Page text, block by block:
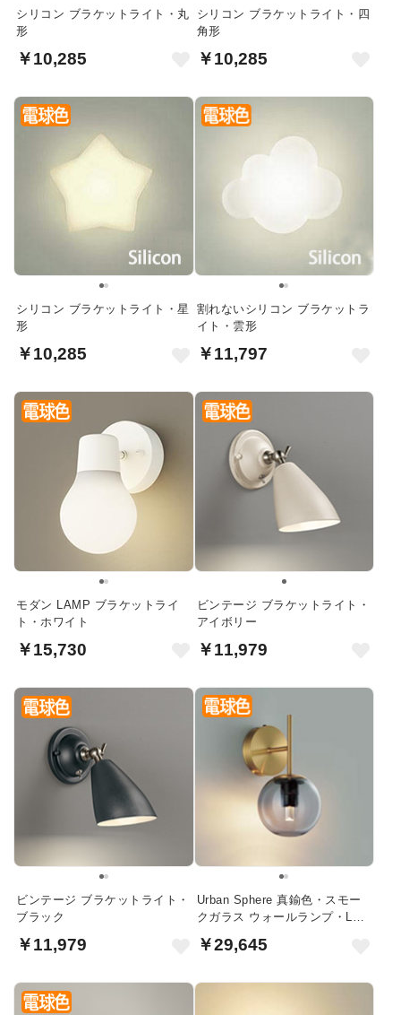
シリコン ブラケットライト・丸
形
￥10,285
シリコン ブラケットライト・四
角形
￥10,285
シリコン ブラケットライト・星
形
￥10,285
割れないシリコン ブラケットラ
イト・雲形
￥11,797
モダン LAMP ブラケットライ
ト・ホワイト
￥15,730
ビンテージ ブラケットライト・
アイボリー
￥11,979
ビンテージ ブラケットライト・
ブラック
￥11,979
Urban Sphere 真鍮色・スモー
クガラス ウォールランプ・LED
￥29,645